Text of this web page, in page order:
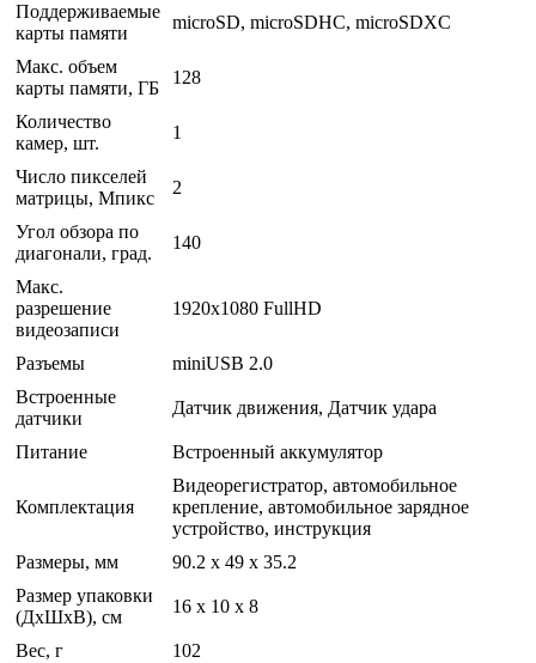
Поддерживаемые
карты памяти
microSD, microSDHC, microSDXC
Макс. объем
карты памяти, ГБ
128
Количество
камер, шт.
1
Число пикселей
матрицы, Мпикс
2
Угол обзора по
диагонали, град.
140
Макс.
разрешение
видеозаписи
1920x1080 FullHD
Разъемы
miniUSB 2.0
Встроенные
датчики
Датчик движения, Датчик удара
Питание Встроенный аккумулятор
Комплектация
Видеорегистратор, автомобильное
крепление, автомобильное зарядное
устройство, инструкция
Размеры, мм
90.2 x 49 x 35.2
Размер упаковки
(ДхШхВ), см
16 x 10 x 8
Вес, г
102